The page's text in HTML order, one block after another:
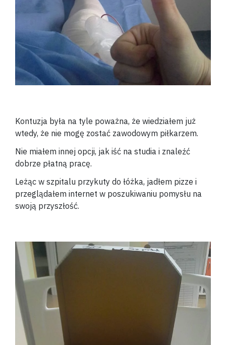
Kontuzja była na tyle poważna, że wiedziałem już
wtedy, że nie mogę zostać zawodowym piłkarzem.
Nie miałem innej opcji, jak iść na studia i znaleźć
dobrze płatną pracę.
Leżąc w szpitalu przykuty do łóżka, jadłem pizze i
przeglądałem internet w poszukiwaniu pomysłu na
swoją przyszłość.